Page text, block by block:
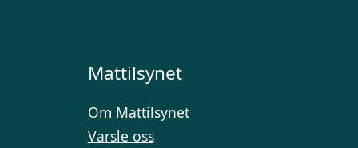
Mattilsynet
Om Mattilsynet
Varsle oss